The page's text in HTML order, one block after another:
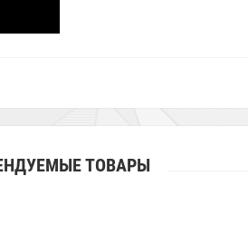
ТОВАРЫ